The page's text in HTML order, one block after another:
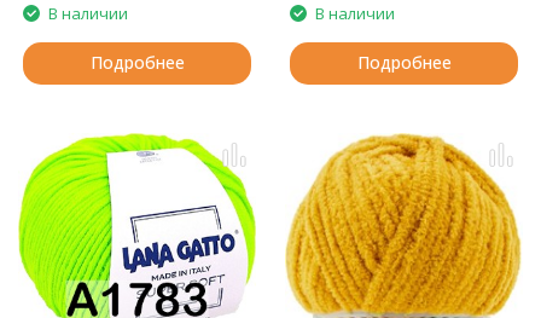
В наличии
Подробнее
В наличии
Подробнее